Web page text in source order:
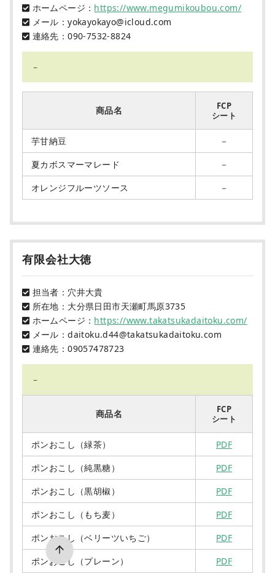
ホームページ： https://www.megumikoubou.com/
メール：yokayokayo@icloud.com
連絡先：090-7532-8824
－
商品名
FCP
シート
芋甘納豆
－
夏カボスマーマレード
－
オレンジフルーツソース
－
有限会社大徳
担当者：穴井大貴
所在地：大分県日田市天瀬町馬原3735
ホームページ： https://www.takatsukadaitoku.com/
メール：daitoku.d44@takatsukadaitoku.com
連絡先：09057478723
－
商品名
FCP
シート
ポンおこし（緑茶）
PDF
ポンおこし（純黒糖）
PDF
ポンおこし（黒胡椒）
PDF
ポンおこし（もち麦）
PDF
ポンおこし（ベリーツいちご）
PDF
ポンおこし（プレーン）
PDF